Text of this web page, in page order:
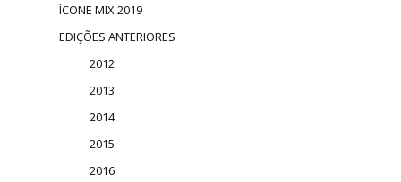
ÍCONE MIX 2019
EDIÇÕES ANTERIORES
2012
2013
2014
2015
2016